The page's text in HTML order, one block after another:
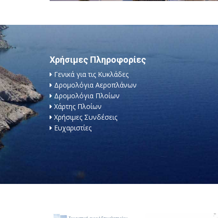
Χρήσιμες Πληροφορίες
Γενικά για τις Κυκλάδες
Δρομολόγια Αεροπλάνων
Δρομολόγια Πλοίων
Χάρτης Πλοίων
Χρήσιμες Συνδέσεις
Ευχαριστίες